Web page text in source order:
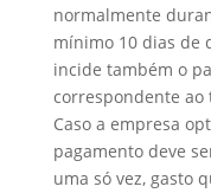
normalmente
mínimo 10 dias de
incide também o
correspondente ao
Caso a empresa
pagamento deve
uma só vez, gasto